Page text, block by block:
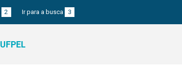
2 Ir para a busca 3
UFPEL